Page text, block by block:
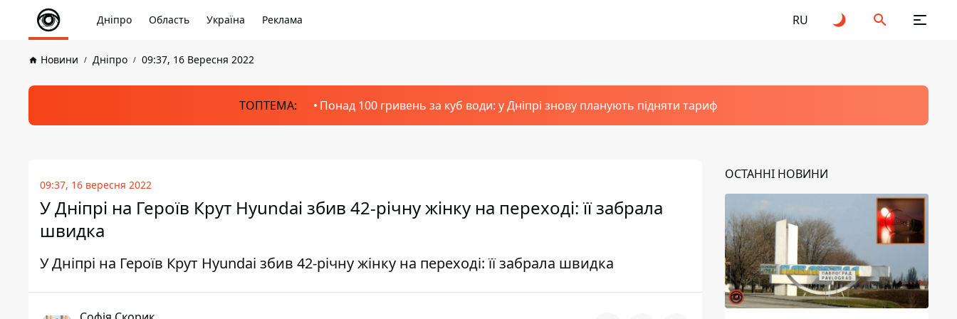
Дніпро Область Україна Реклама RU
Новини Дніпро 09:37, 16 Вересня 2022
ТОПТЕМА: Понад 100 гривень за куб води: у Дніпрі знову планують підняти тариф
09:37, 16 вересня 2022
У Дніпрі на Героїв Крут Hyundai збив 42-річну жінку на переході: її забрала
швидка
У Дніпрі на Героїв Крут Hyundai збив 42-річну жінку на переході: її забрала швидка
ОСТАННІ НОВИНИ